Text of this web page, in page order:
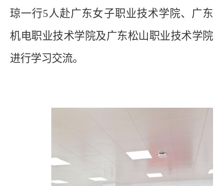
琼一行5人赴广东女子职业技术学院、广东
机电职业技术学院及广东松山职业技术学院
进行学习交流。